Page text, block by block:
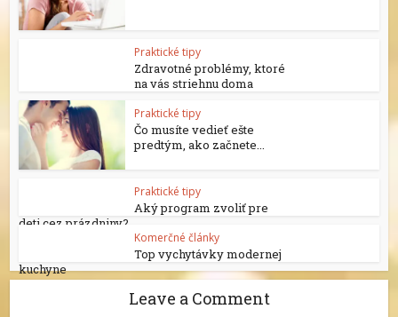
Praktické tipy
Zdravotné problémy, ktoré
na vás striehnu doma
Praktické tipy
Čo musíte vedieť ešte
predtým, ako začnete...
Praktické tipy
Aký program zvoliť pre
deti cez prázdniny?
Komerčné články
Top vychytávky modernej
kuchyne
Leave a Comment